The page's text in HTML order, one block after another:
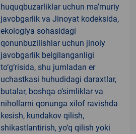
huquqbuzarliklar uchun ma’muriy
javobgarlik va Jinoyat kodeksida,
ekologiya sohasidagi
qonunbuzilishlar uchun jinoiy
javobgarlik belgilanganligi
to‘g‘risida, shu jumladan er
uchastkasi huhudidagi daraxtlar,
butalar, boshqa o‘simliklar va
nihollarni qonunga xilof ravishda
kesish, kundakov qilish,
shikastlantirish, yo‘q qilish yoki